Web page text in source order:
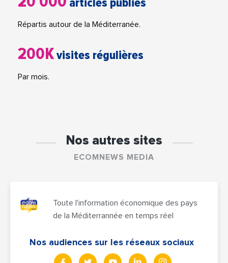
Répartis autour de la Méditerranée.
200Kvisites régulières
Par mois.
Nos autres sites
ECOMNEWS MEDIA
Toute l'information économique des pays
de la Méditerrannée en temps réel
Nos audiences sur les réseaux sociaux